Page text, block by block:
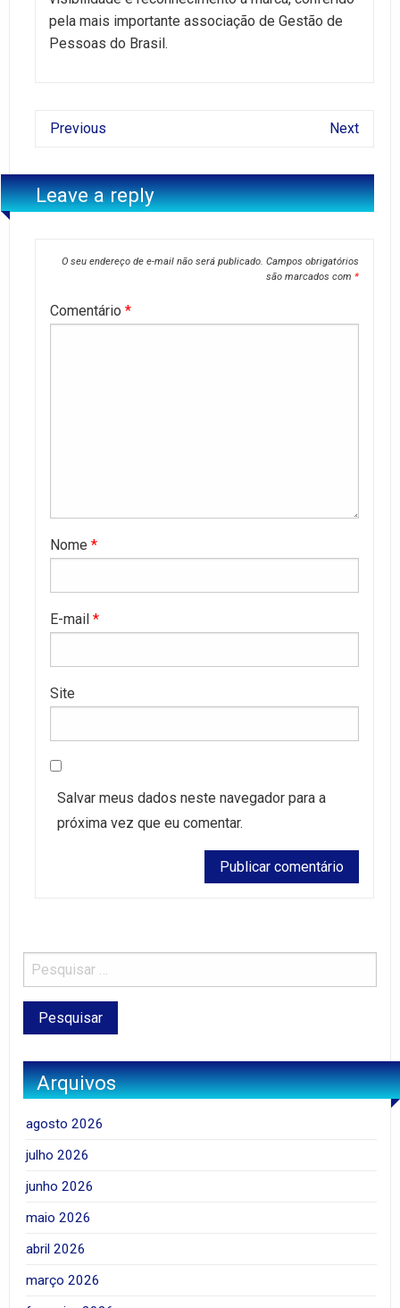
pela mais importante associação de Gestão de
Pessoas do Brasil.
Previous Next
Leave a reply
O seu endereço de e-mail não será publicado. Campos obrigatórios
são marcados com *
Comentário *
Nome *
E-mail *
Site
Salvar meus dados neste navegador para a
próxima vez que eu comentar.
Arquivos
agosto 2026
julho 2026
junho 2026
maio 2026
abril 2026
março 2026